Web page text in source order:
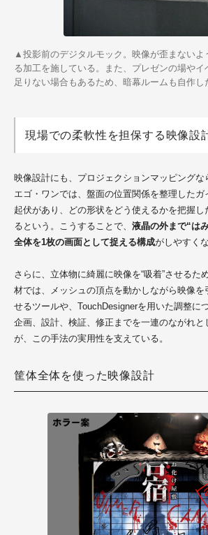
▲投影前のデジタルモック。 映像が歪まないよ
る加工を施している。また、プレゼンの場や
足りない場合もあるため、暗幕ルームも自作し
現場での柔軟性を担保する映像設
映像設計にも、プロジェクションマッピングな
エゴ・ワンでは、盤面の位置関係を整理したガ
起伏があり、どの形状をどう使えるかを把握し
るという。こうすることで、 液晶の外まで“は
全体を1枚の画面として捉える構成がしやすくな
さらに、立体物に綺麗に映像を“吸着”させるた
材では、メッシュの頂点を動かしながら映像を
せるツールや、TouchDesignerを用いた調整に
企画、設計、検証、修正までを一連のながれと
が、この手法の実用性を支えている。
筐体全体を使った映像設計